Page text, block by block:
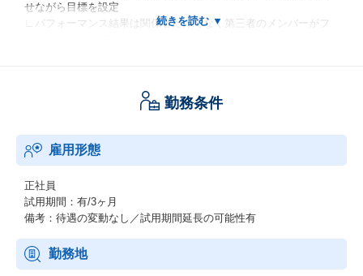
せながら目標を設定
∟パフォーマンス結果は関係者だけでなく第三者のメンバーがフ
∟年2回（上期/下期）の評価結果を踏まえ、期末の取締役会により
■キャリアパス
PMOとしてのキャリアは以下①～④のステップがあります。
①プロジェクトアドミニストレーター
②プロジェクトコントローラー
③プロジェクトマネジメントアナリスト
・プロジェクトマネジメントの次のステップとしては、デリバリ
ーマネージャーとして担当のお客様を持ち、チームメンバー管理
勤務条件
雇用形態
正社員
試用期間：有/3ヶ月
備考：待遇の変動なし／試用期間延長の可能性有
勤務地